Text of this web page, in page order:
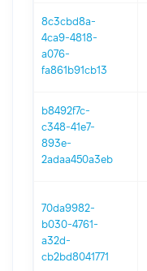
8c3cbd8a-
4ca9-4818-
a076-
fa861b91cb13
b8492f7c-
c348-41e7-
893e-
2adaa450a3eb
70da9982-
b030-4761-
a32d-
cb2bd8041771